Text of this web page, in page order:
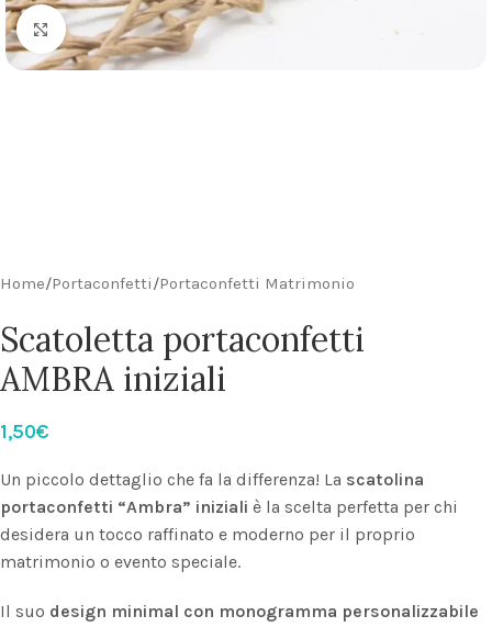
Click to enlarge
Home/Portaconfetti/Portaconfetti Matrimonio
Scatoletta portaconfetti
AMBRA iniziali
1,50€
Un piccolo dettaglio che fa la differenza! La scatolina
portaconfetti “Ambra” iniziali è la scelta perfetta per chi
desidera un tocco raffinato e moderno per il proprio
matrimonio o evento speciale.
Il suo design minimal con monogramma personalizzabile